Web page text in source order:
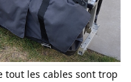
tout les cables sont trop